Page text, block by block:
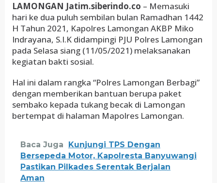
LAMONGAN Jatim.siberindo.co – Memasuki
hari ke dua puluh sembilan bulan Ramadhan 1442
H Tahun 2021, Kapolres Lamongan AKBP Miko
Indrayana, S.I.K didampingi PJU Polres Lamongan
pada Selasa siang (11/05/2021) melaksanakan
kegiatan bakti sosial.
Hal ini dalam rangka “Polres Lamongan Berbagi”
dengan memberikan bantuan berupa paket
sembako kepada tukang becak di Lamongan
bertempat di halaman Mapolres Lamongan.
Baca Juga
Kunjungi TPS Dengan
Bersepeda Motor, Kapolresta Banyuwangi
Pastikan Pilkades Serentak Berjalan
Aman